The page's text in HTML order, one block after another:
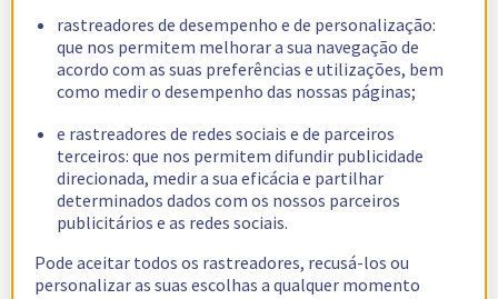
rastreadores de desempenho e de personalização:
que nos permitem melhorar a sua navegação de
acordo com as suas preferências e utilizações, bem
como medir o desempenho das nossas páginas;
e rastreadores de redes sociais e de parceiros
terceiros: que nos permitem difundir publicidade
direcionada, medir a sua eficácia e partilhar
determinados dados com os nossos parceiros
publicitários e as redes sociais.
Pode aceitar todos os rastreadores, recusá-los ou
personalizar as suas escolhas a qualquer momento